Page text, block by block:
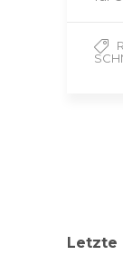
Letzte